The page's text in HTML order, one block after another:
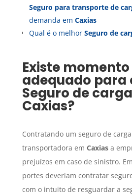
Seguro para transporte de
demanda em Caxias
Qual é o melhor Seguro de
Existe momento
adequado
Seguro de carga
Caxias?
Contratando um seguro de
transportadora em Caxiasa
prejuízos em caso de sinistro.
portes deveriam contratar
com o intuito de resguardar a